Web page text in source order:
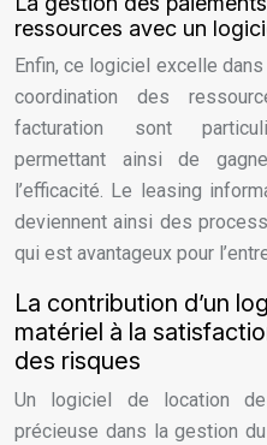
ressources avec un
Enfin, ce logiciel excelle
coordination des
facturation sont
permettant ainsi de
l’efficacité. Le leasing
deviennent ainsi des
qui est avantageux pour
La contribution d’un
matériel à la
des risques
Un logiciel de location
précieuse dans la gestion